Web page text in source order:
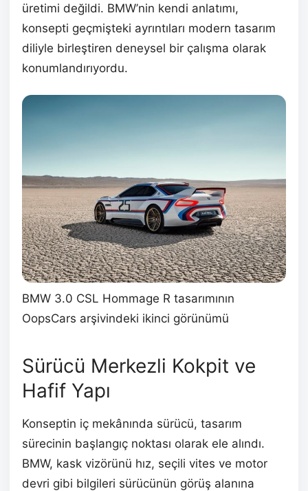
üretimi değildi. BMW’nin kendi anlatımı,
konsepti geçmişteki ayrıntıları modern tasarım
diliyle birleştiren deneysel bir çalışma olarak
konumlandırıyordu.
BMW 3.0 CSL Hommage R tasarımının
OopsCars arşivindeki ikinci görünümü
Sürücü Merkezli Kokpit ve
Hafif Yapı
Konseptin iç mekânında sürücü, tasarım
sürecinin başlangıç noktası olarak ele alındı.
BMW, kask vizörünü hız, seçili vites ve motor
devri gibi bilgileri sürücünün görüş alanına